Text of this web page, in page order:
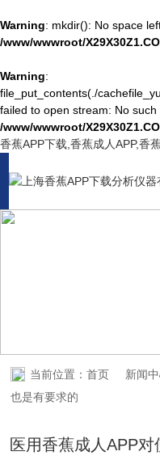
Warning: mkdir(): No space
/www/wwwroot/
Warning:
file_put_contents(./
failed to open stream: No
/www/wwwroot/
香蕉APP下载,香蕉成人APP,香
关于
当前位置：首页 新闻
也是有要求的
医用香蕉成人APP